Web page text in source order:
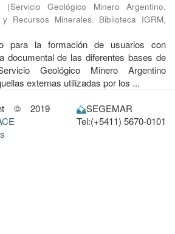
(Servicio Geológico Minero Argentino.
Recursos Minerales. Biblioteca IGRM,
para la formación de usuarios con
documental de las diferentes bases de
Geológico Minero Argentino
externas utilizadas por los ...
© 2019
SEGEMAR
Tel:(+5411) 5670-0101